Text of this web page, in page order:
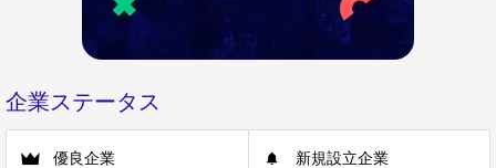
企業ステータス
優良企業 新規設立企業